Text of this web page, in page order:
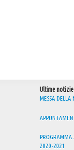
Ultime notizie
MESSA
PROGRAMMA
2020-2021